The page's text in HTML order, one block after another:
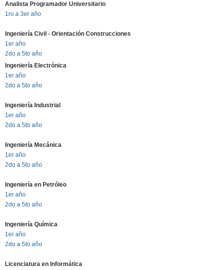
Analista Programador Universitario
1ro a 3er año
Ingeniería Civil - Orientación Construcciones
1er año
2do a 5to año
Ingeniería Electrónica
1er año
2do a 5to año
Ingeniería Industrial
1er año
2do a 5to año
Ingeniería Mecánica
1er año
2do a 5to año
Ingeniería en Petróleo
1er año
2do a 5to año
Ingeniería Química
1er año
2do a 5to año
Licenciatura en Informática